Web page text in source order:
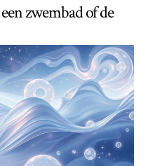
zwembad of de